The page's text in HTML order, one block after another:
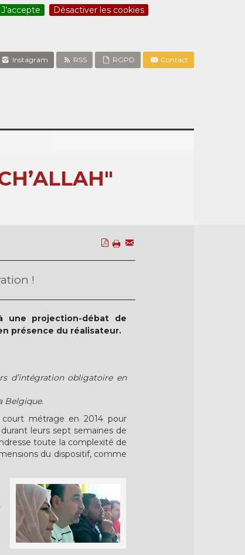
J’accepte Désactiver les cookies
Instagram RSS RGPD Contact
!
une projection-débat de
présence du réalisateur.
d’intégration obligatoire en
Belgique.
court métrage en 2014 pour
leurs sept semaines de
toute la complexité de
du dispositif, comme